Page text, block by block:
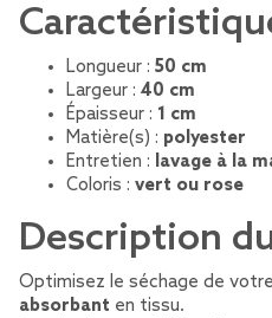
Longueur : 50 cm
Largeur : 40 cm
Épaisseur : 1 cm
Matière(s) : polyester
Entretien : lavage à la
Coloris : vert ou rose
Description
Optimisez le séchage de
absorbant en tissu.